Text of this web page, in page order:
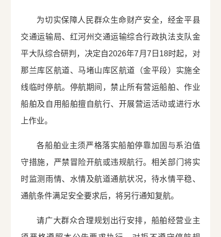
为切实保障人民群众生命财产安全，经金平县
交通运输局、红河州交通运输综合行政执法支队金
平大队综合研判，决定自2026年7月7日18时起，对
那兰库区航道、马堵山库区航道（金平段）实施全
线临时停航。停航期间，禁止所有营运船舶、作业
船舶及自用船舶擅自航行、开展营运活动或进行水
上作业。
各船舶业主须严格落实船舶停靠加固与系泊值
守措施，严禁冒险开航或违规航行。相关部门将实
时监测雨情、水情及航道通航状况，待水情平稳、
通航条件满足安全要求后，将另行通知复航。
请广大群众合理规划出行安排，船舶经营业主